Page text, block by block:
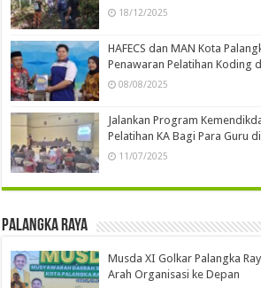
18/12/2025
HAFECS dan MAN Kota
Penawaran Pelatihan Koding
08/08/2025
Jalankan Program
Pelatihan KA Bagi Para Guru
11/07/2025
Palangka Raya
Musda XI Golkar Palangka
Arah Organisasi ke Depan